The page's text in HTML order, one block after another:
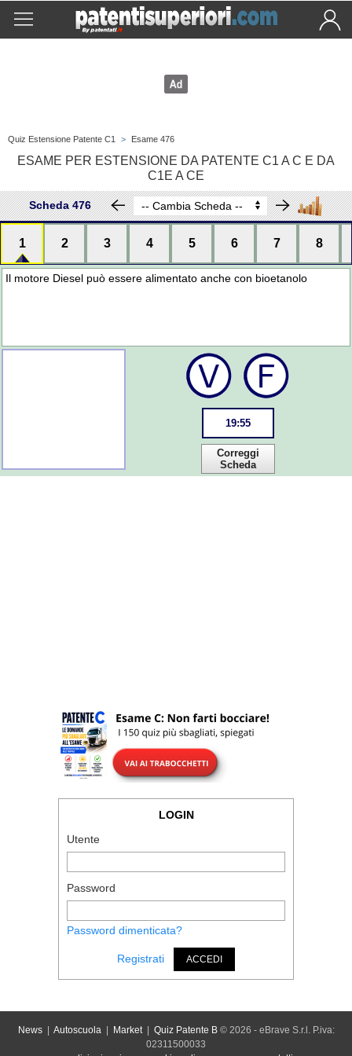
Quiz Estensione Patente C1 > Esame 476
ESAME PER ESTENSIONE DA PATENTE C1 A C E DA
C1E A CE
Scheda 476
1 2 3 4 5 6 7 8
Il motore Diesel può essere alimentato anche con bioetanolo
19:55
Correggi
Scheda
LOGIN
Utente
Password
Password dimenticata?
Registrati ACCEDI
News| Autoscuola| Market| Quiz Patente B© 2026 - eBrave S.r.l. P.iva:
02311500033